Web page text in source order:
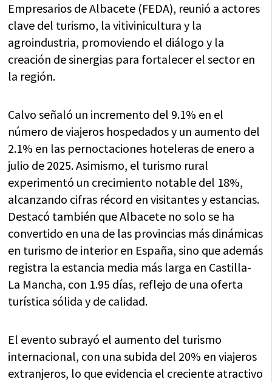
Empresarios de Albacete (FEDA), reunió a actores
clave del turismo, la vitivinicultura y la
agroindustria, promoviendo el diálogo y la
creación de sinergias para fortalecer el sector en
la región.
Calvo señaló un incremento del 9.1% en el
número de viajeros hospedados y un aumento del
2.1% en las pernoctaciones hoteleras de enero a
julio de 2025. Asimismo, el turismo rural
experimentó un crecimiento notable del 18%,
alcanzando cifras récord en visitantes y estancias.
Destacó también que Albacete no solo se ha
convertido en una de las provincias más dinámicas
en turismo de interior en España, sino que además
registra la estancia media más larga en Castilla-
La Mancha, con 1.95 días, reflejo de una oferta
turística sólida y de calidad.
El evento subrayó el aumento del turismo
internacional, con una subida del 20% en viajeros
extranjeros, lo que evidencia el creciente atractivo